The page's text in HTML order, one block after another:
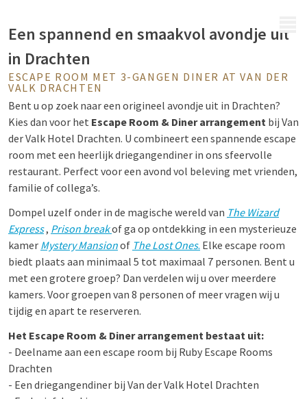
Een spannend en smaakvol avondje uit
in Drachten
ESCAPE ROOM MET 3-GANGEN DINER AT VAN DER
VALK DRACHTEN
Bent u op zoek naar een origineel avondje uit in Drachten?
Kies dan voor het Escape Room & Diner arrangement bij Van
der Valk Hotel Drachten. U combineert een spannende escape
room met een heerlijk driegangendiner in ons sfeervolle
restaurant. Perfect voor een avond vol beleving met vrienden,
familie of collega’s.
Dompel uzelf onder in de magische wereld van The Wizard
Express, Prison breakof ga op ontdekking in een mysterieuze
kamer Mystery Mansionof The Lost Ones. Elke escape room
biedt plaats aan minimaal 5 tot maximaal 7 personen. Bent u
met een grotere groep? Dan verdelen wij u over meerdere
kamers. Voor groepen van 8 personen of meer vragen wij u
tijdig en apart te reserveren.
Het Escape Room & Diner arrangement bestaat uit:
- Deelname aan een escape room bij Ruby Escape Rooms
Drachten
- Een driegangendiner bij Van der Valk Hotel Drachten